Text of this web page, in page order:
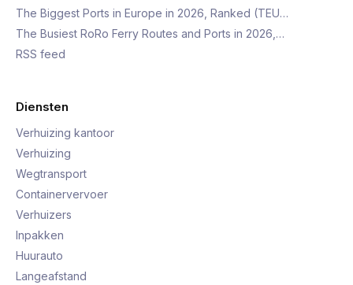
The Biggest Ports in Europe in 2026, Ranked (TEU…
The Busiest RoRo Ferry Routes and Ports in 2026,…
RSS feed
Diensten
Verhuizing kantoor
Verhuizing
Wegtransport
Containervervoer
Verhuizers
Inpakken
Huurauto
Langeafstand